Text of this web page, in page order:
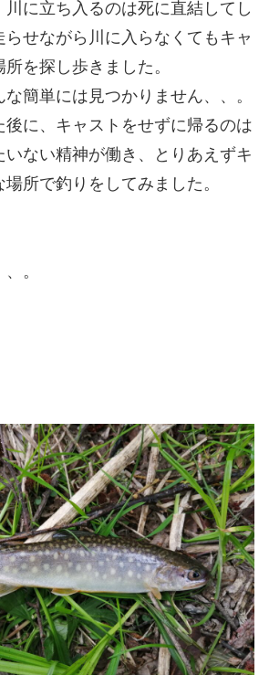
に立ち入るのは死に直結してし
らせながら川に入らなくてもキャ
を探し歩きました。
簡単には見つかりません、、。
に、キャストをせずに帰るのは
ない精神が働き、とりあえずキ
所で釣りをしてみました。
。